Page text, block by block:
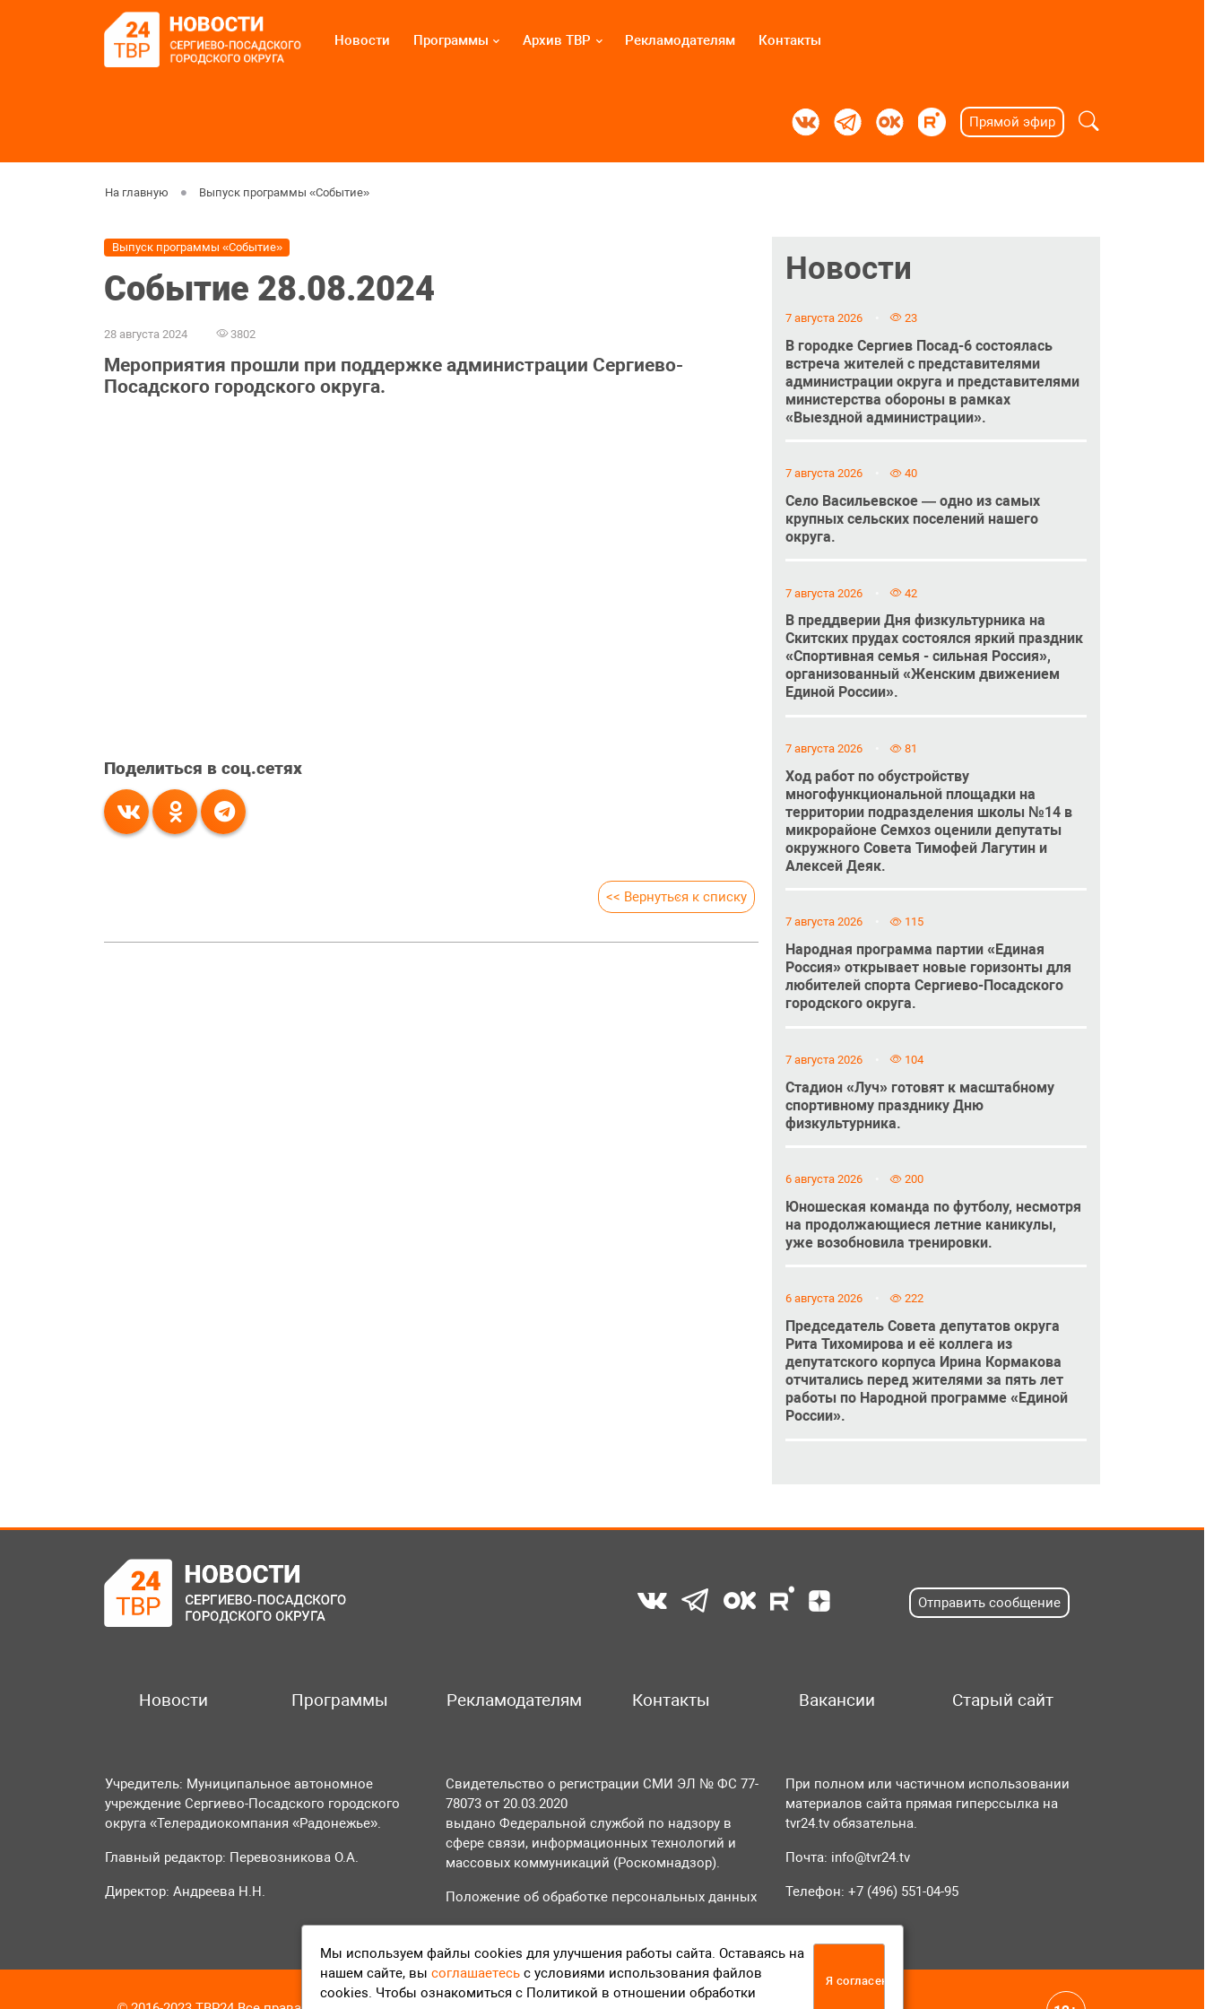
Новости Программы Архив ТВР Рекламодателям Контакты
Прямой эфир
На главную Выпуск программы «Событие»
Выпуск программы «Событие»
Событие 28.08.2024
28 августа 2024 3802
Мероприятия прошли при поддержке администрации Сергиево-
Посадского городского округа.
Поделиться в соц.сетях
<< Вернуться к списку
Новости
7 августа 2026 23
В городке Сергиев Посад-6 состоялась
встреча жителей с представителями
администрации округа и представителями
министерства обороны в рамках
«Выездной администрации».
7 августа 2026 40
Село Васильевское — одно из самых
крупных сельских поселений нашего
округа.
7 августа 2026 42
В преддверии Дня физкультурника на
Скитских прудах состоялся яркий праздник
«Спортивная семья - сильная Россия»,
организованный «Женским движением
Единой России».
7 августа 2026 81
Ход работ по обустройству
многофункциональной площадки на
территории подразделения школы №14 в
микрорайоне Семхоз оценили депутаты
окружного Совета Тимофей Лагутин и
Алексей Деяк.
7 августа 2026 115
Народная программа партии «Единая
Россия» открывает новые горизонты для
любителей спорта Сергиево-Посадского
городского округа.
7 августа 2026 104
Стадион «Луч» готовят к масштабному
спортивному празднику Дню
физкультурника.
6 августа 2026 200
Юношеская команда по футболу, несмотря
на продолжающиеся летние каникулы,
уже возобновила тренировки.
6 августа 2026 222
Председатель Совета депутатов округа
Рита Тихомирова и её коллега из
депутатского корпуса Ирина Кормакова
отчитались перед жителями за пять лет
работы по Народной программе «Единой
России».
Отправить сообщение
Новости Программы Рекламодателям Контакты Вакансии Старый сайт
Учредитель: Муниципальное автономное
учреждение Сергиево-Посадского городского
округа «Телерадиокомпания «Радонежье».
Главный редактор: Перевозникова О.А.
Директор: Андреева Н.Н.
Свидетельство о регистрации СМИ ЭЛ № ФС 77-
78073 от 20.03.2020
выдано Федеральной службой по надзору в
сфере связи, информационных технологий и
массовых коммуникаций (Роскомнадзор).
Положение об обработке персональных данных
Согласие на обработку персональных данных
При полном или частичном использовании
материалов сайта прямая гиперссылка на
tvr24.tv обязательна.
Почта: info@tvr24.tv
Телефон: +7 (496) 551-04-95
Мы используем файлы cookies для улучшения работы сайта. Оставаясь на
нашем сайте, вы соглашаетесь с условиями использования файлов
cookies. Чтобы ознакомиться с Политикой в отношении обработки
Я согласен